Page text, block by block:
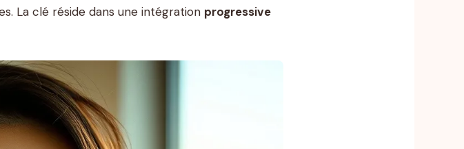
La clé réside dans une intégration progressive